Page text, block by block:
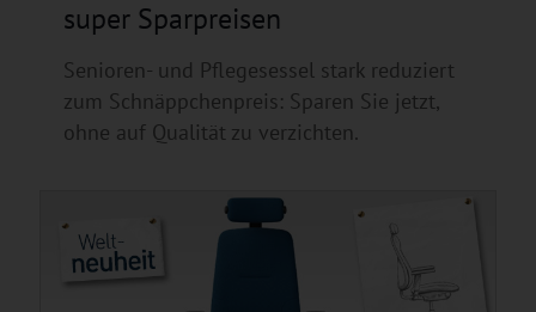
super Sparpreisen
Senioren- und Pflegesessel stark reduziert
zum Schnäppchenpreis: Sparen Sie jetzt,
ohne auf Qualität zu verzichten.